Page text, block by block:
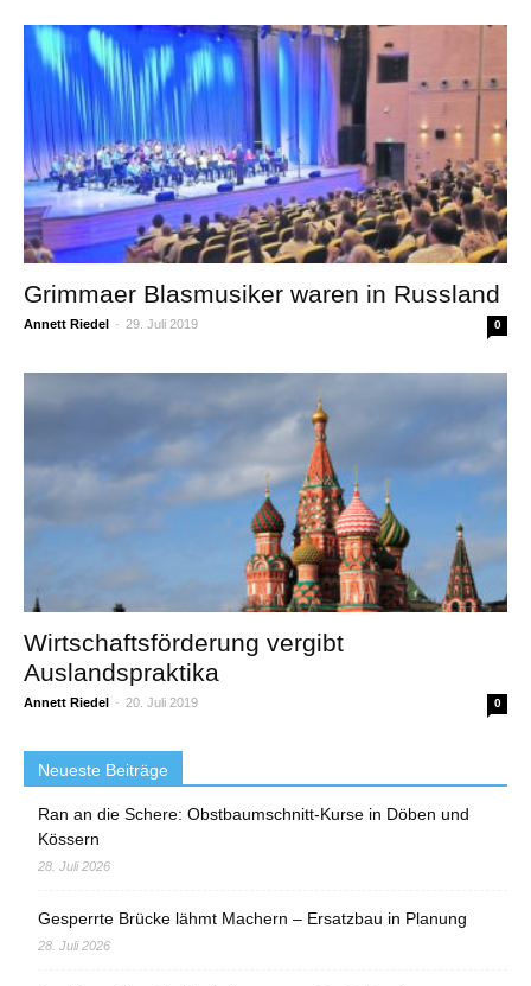
Grimmaer Blasmusiker waren in Russland
Annett Riedel - 29. Juli 2019 0
Wirtschaftsförderung vergibt
Auslandspraktika
Annett Riedel - 20. Juli 2019 0
Neueste Beiträge
Ran an die Schere: Obstbaumschnitt-Kurse in Döben und
Kössern
28. Juli 2026
Gesperrte Brücke lähmt Machern – Ersatzbau in Planung
28. Juli 2026